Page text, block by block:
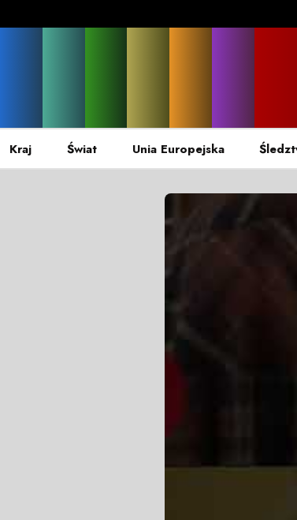
Kraj Świat Unia Europejska